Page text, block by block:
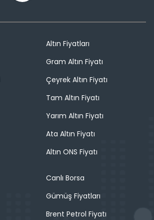
Altın Fiyatları
Gram Altın Fiyatı
Çeyrek Altın Fiyatı
Tam Altın Fiyatı
Yarım Altın Fiyatı
Ata Altın Fiyatı
Altın ONS Fiyatı
Canlı Borsa
Gümüş Fiyatları
Brent Petrol Fiyatı